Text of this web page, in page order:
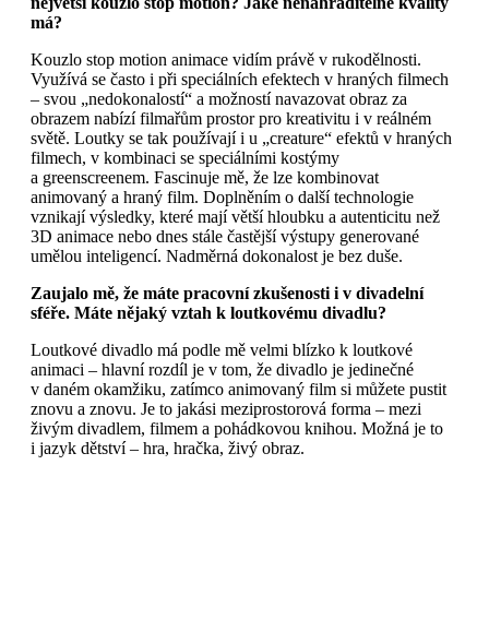
má?
Kouzlo stop motion animace vidím právě v rukodělnosti.
Využívá se často i při speciálních efektech v hraných filmech
– svou „nedokonalostí“ a možností navazovat obraz za
obrazem nabízí filmařům prostor pro kreativitu i v reálném
světě. Loutky se tak používají i u „creature“ efektů v hraných
filmech, v kombinaci se speciálními kostýmy
a greenscreenem. Fascinuje mě, že lze kombinovat
animovaný a hraný film. Doplněním o další technologie
vznikají výsledky, které mají větší hloubku a autenticitu než
3D animace nebo dnes stále častější výstupy generované
umělou inteligencí. Nadměrná dokonalost je bez duše.
Zaujalo mě, že máte pracovní zkušenosti i v divadelní
sféře. Máte nějaký vztah k loutkovému divadlu?
Loutkové divadlo má podle mě velmi blízko k loutkové
animaci – hlavní rozdíl je v tom, že divadlo je jedinečné
v daném okamžiku, zatímco animovaný film si můžete pustit
znovu a znovu. Je to jakási meziprostorová forma – mezi
živým divadlem, filmem a pohádkovou knihou. Možná je to
i jazyk dětství – hra, hračka, živý obraz.